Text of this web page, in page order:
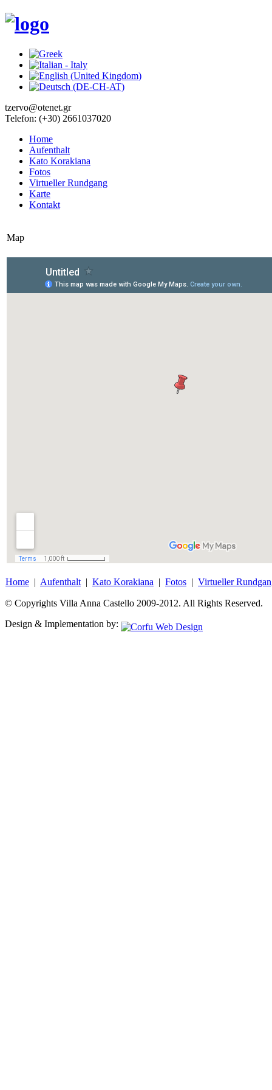
tzervo@otenet.gr
Telefon: (+30) 2661037020
Home
Aufenthalt
Kato Korakiana
Fotos
Virtueller Rundgang
Karte
Kontakt
Map
Home | Aufenthalt | Kato Korakiana | Fotos | Virtueller
© Copyrights Villa Anna Castello 2009-2012. All Rights Reserved.
Design & Implementation by: